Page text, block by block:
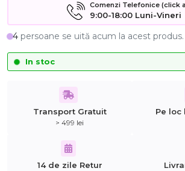
Comenzi Telefonice (click
9:00-18:00 Luni-Vineri
4 persoane se uită acum la acest produs.
In stoc
Transport Gratuit
> 499 lei
Pe loc
14 de zile Retur